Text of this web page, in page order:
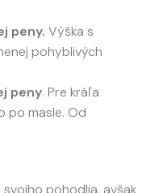
peny. Výška s
pohyblivých
peny. Pre kráľa
po masle. Od
pohodlia, avšak